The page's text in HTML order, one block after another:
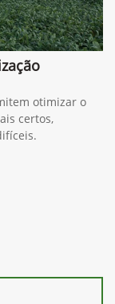
otimizar o
certos,